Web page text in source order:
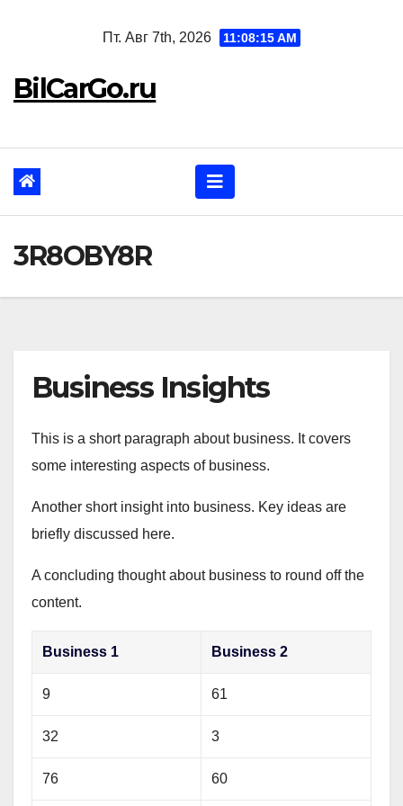
Пт. Авг 7th, 2026 11:08:16 AM
BilCarGo.ru
3R8OBY8R
Business Insights
This is a short paragraph about business. It covers
some interesting aspects of business.
Another short insight into business. Key ideas are
briefly discussed here.
A concluding thought about business to round off the
content.
Business 1 Business 2
9 61
32 3
76 60